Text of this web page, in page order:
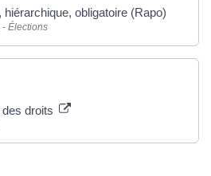
obligatoire (Rapo)
Élections
droits